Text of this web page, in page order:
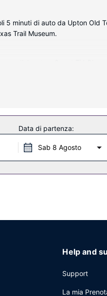
minuti di auto da Upton Old
Trail Museum.
con il mondo, mentre la
viene servita
Data di partenza:
Sab 8 Agosto
Help and
Support
La mia